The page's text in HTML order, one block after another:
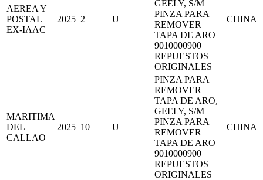
AEREA Y
POSTAL
EX-IAAC
2025 2 U
GEELY, S/M
PINZA PARA
REMOVER
TAPA DE ARO
9010000900
REPUESTOS
ORIGINALES
CHINA
MARITIMA
DEL
CALLAO
2025 10 U
PINZA PARA
REMOVER
TAPA DE ARO,
GEELY, S/M
PINZA PARA
REMOVER
TAPA DE ARO
9010000900
REPUESTOS
ORIGINALES
CHINA